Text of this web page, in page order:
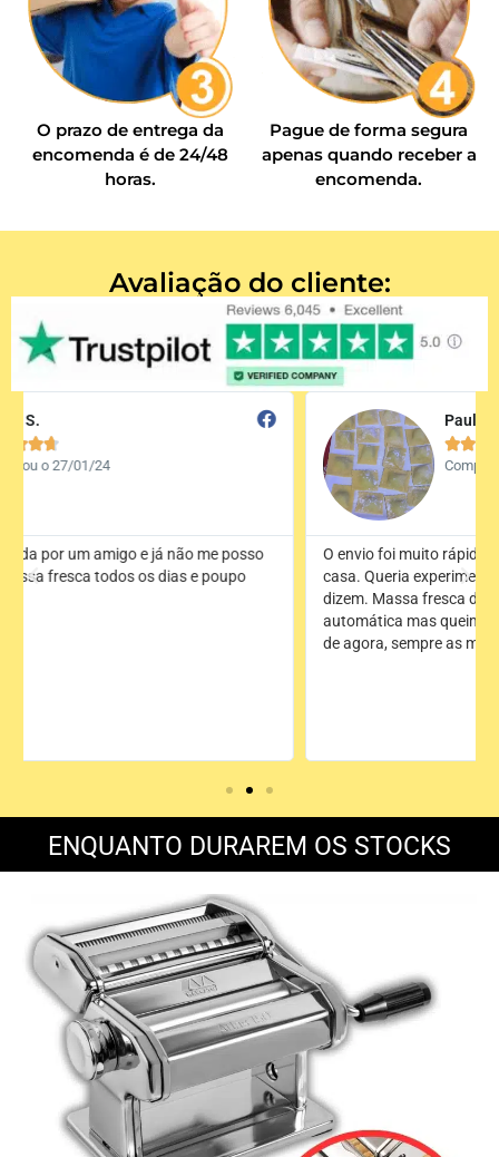
O prazo de entrega da
encomenda é de 24/48
horas.
Pague de forma segura
apenas quando receber a
encomenda.
Avaliação do cliente:
O envio foi muito rápido e em menos de 2 dias já estava em
casa. Queria experimentar de imediato e é exatamente como
dizem. Massa fresca de todos os tipos. Tinha uma
automática mas queimou-se com um curto-circuito. A partir
de agora, sempre as manuais. Muito obrigado
ENQUANTO DURAREM OS STOCKS